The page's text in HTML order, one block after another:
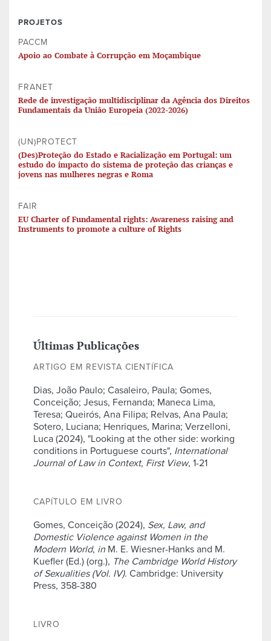
PROJETOS
PACCM
Apoio ao Combate à Corrupção em Moçambique
FRANET
Rede de investigação multidisciplinar da Agência dos Direitos
Fundamentais da União Europeia (2022-2026)
(UN)PROTECT
(Des)Proteção do Estado e Racialização em Portugal: um
estudo do impacto do sistema de proteção das crianças e
jovens nas mulheres negras e Roma
FAIR
EU Charter of Fundamental rights: Awareness raising and
Instruments to promote a culture of Rights
Últimas Publicações
ARTIGO EM REVISTA CIENTÍFICA
Dias, João Paulo; Casaleiro, Paula; Gomes,
Conceição; Jesus, Fernanda; Maneca Lima,
Teresa; Queirós, Ana Filipa; Relvas, Ana Paula;
Sotero, Luciana; Henriques, Marina; Verzelloni,
Luca (2024), "Looking at the other side: working
conditions in Portuguese courts", International
Journal of Law in Context, First View, 1-21
CAPÍTULO EM LIVRO
Gomes, Conceição (2024), Sex, Law, and
Domestic Violence against Women in the
Modern World, in M. E. Wiesner-Hanks and M.
Kuefler (Ed.) (org.), The Cambridge World History
of Sexualities (Vol. IV). Cambridge: University
Press, 358-380
LIVRO